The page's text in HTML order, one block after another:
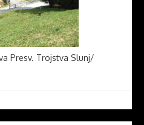
Presv. Trojstva Slunj/